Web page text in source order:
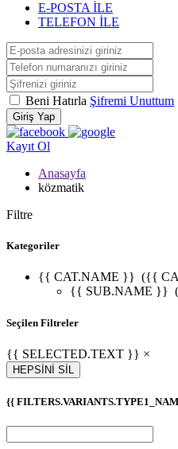
E-POSTA İLE
TELEFON İLE
Beni Hatırla Şifremi Unuttum
Giriş Yap
Kayıt Ol
Anasayfa
közmatik
Filtre
Kategoriler
{{ CAT.NAME }} ({{
{{ SUB.NAME }}
Seçilen Filtreler
{{ SELECTED.TEXT }} ×
HEPSİNİ SİL
{{